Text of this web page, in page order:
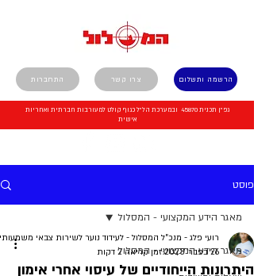
התחברות הרשמה ותשלום צרו קשר
גפ"ן תכנית 45870 ובמערכת הל"ל כגוף קולט למעורבות חברתית ואחריות
אישית
פוסט
מאגר הידע המקצועי - המסלול
מאגר הידע המקצועי - המסלול
היתרונות הייחודיים של עיסוי אחרי אימון
רועי פלג - מנכ"ל המסלול - לעידוד נוער לשירות צבאי משמעותי
26 בפבר׳ 2023
זמן קריאה 2 דקות